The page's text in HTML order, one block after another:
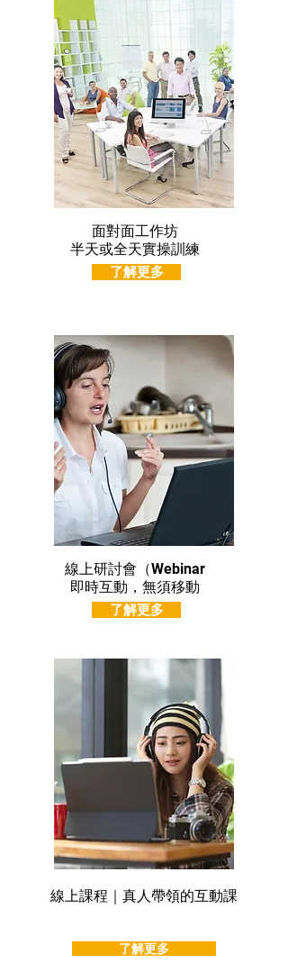
面對面工作坊
半天或全天實操訓練
了解更多
線上研討會（Webinar
即時互動，無須移動
了解更多
線上課程｜真人帶領的互動課
了解更多